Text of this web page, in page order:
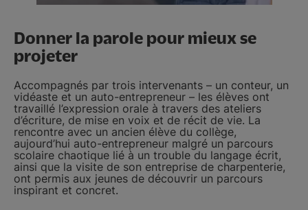
Donner la parole pour mieux se
projeter
Accompagnés par trois intervenants – un conteur, un
vidéaste et un auto-entrepreneur – les élèves ont
travaillé l’expression orale à travers des ateliers
d’écriture, de mise en voix et de récit de vie. La
rencontre avec un ancien élève du collège,
aujourd’hui auto-entrepreneur malgré un parcours
scolaire chaotique lié à un trouble du langage écrit,
ainsi que la visite de son entreprise de charpenterie,
ont permis aux jeunes de découvrir un parcours
inspirant et concret.